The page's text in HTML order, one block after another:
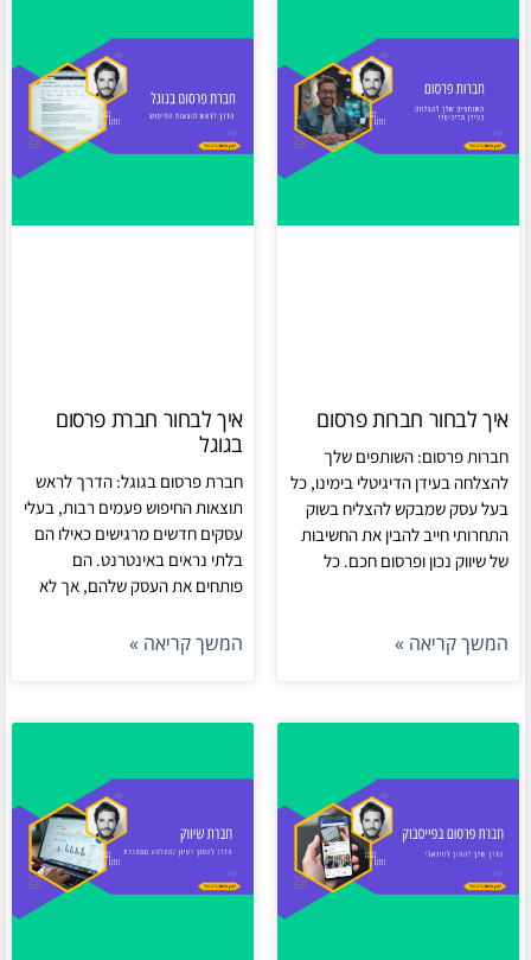
איך לבחור חברות פרסום
חברות פרסום: השותפים שלך
להצלחה בעידן הדיגיטלי בימינו, כל
בעל עסק שמבקש להצליח בשוק
התחרותי חייב להבין את החשיבות
של שיווק נכון ופרסום חכם. כל
המשך קריאה »
איך לבחור חברת פרסום
בגוגל
חברת פרסום בגוגל: הדרך לראש
תוצאות החיפוש פעמים רבות, בעלי
עסקים חדשים מרגישים כאילו הם
בלתי נראים באינטרנט. הם
פותחים את העסק שלהם, אך לא
המשך קריאה »